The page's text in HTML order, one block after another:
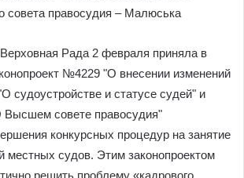
совета правосудия – Малюська
Рада 2 февраля приняла в
№4229 "О внесении изменений
судоустройстве и статусе судей" и
Высшем совете правосудия"
конкурсных процедур на занятие
местных судов. Этим законопроектом
решить проблему «кадрового